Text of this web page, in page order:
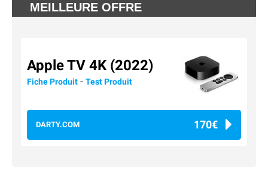
MEILLEURE OFFRE
Apple TV 4K (2022)
Fiche Produit - Test Produit
DARTY.COM 170€